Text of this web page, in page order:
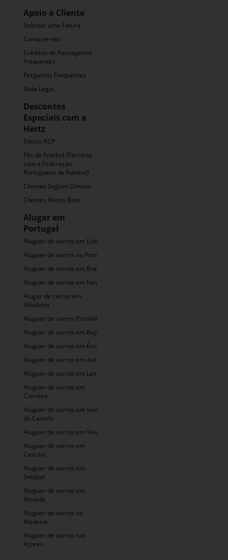
Apoio a Cliente
Solicitar uma Fatura
Contacte-nos
Créditos de Passageiros
Frequentes
Perguntas Frequentes
Nota Legal
Descontos
Especiais com a
Hertz
Sócios ACP
Fãs de Futebol (Parceria
com a Federação
Portuguesa de Futebol)
Clientes Seguro Directo
Clientes Banco Best
Alugar em
Portugal
Aluguer de carros em Lisboa
Aluguer de carros no Porto
Aluguer de carros em Braga
Aluguer de carros em Faro
Alugar de carros em
Albufeira
Aluguer de carros Portimão
Aluguer de carros em Beja
Aluguer de carros em Évora
Aluguer de carros em Aveiro
Aluguer de carros em Leiria
Aluguer de carros em
Coimbra
Aluguer de carros em Viana
do Castelo
Aluguer de carros em Viseu
Aluguer de carros em
Cascais
Aluguer de carros em
Setúbal
Aluguer de carros em
Almada
Aluguer de carros na
Madeira
Aluguer de carros nos
Açores